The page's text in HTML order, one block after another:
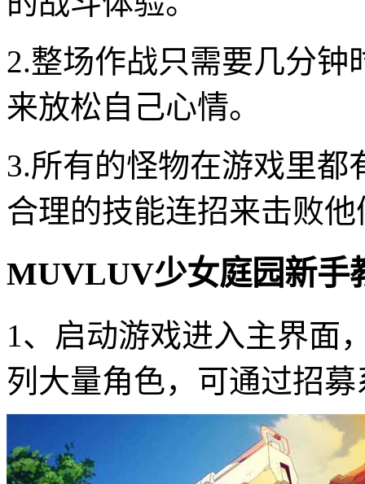
2.整场作战只需要几分
来放松自己心情。
3.所有的怪物在游戏里
合理的技能连招来击败他
MUVLUV少女庭园新手
1、启动游戏进入主界面
列大量角色，可通过招